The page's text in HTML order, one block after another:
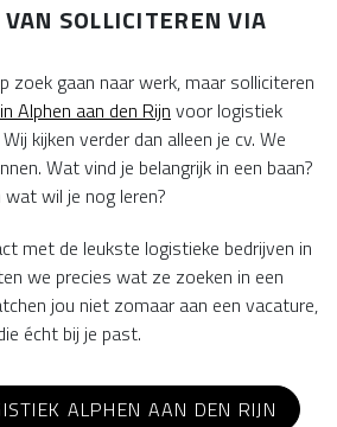
SOLLICITEREN VIA
zoek gaan naar werk, maar solliciteren
Alphen aan den Rijn voor logistiek
kijken verder dan alleen je cv. We
Wat vind je belangrijk in een baan?
wil je nog leren?
met de leukste logistieke bedrijven in
we precies wat ze zoeken in een
jou niet zomaar aan een vacature,
écht bij je past.
ALPHEN AAN DEN RIJN